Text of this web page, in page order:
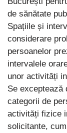
de sănătate
Spațiile și
considerare
persoanelor
intervalele
unor activități
Se exceptează
categorii de
activități fizice
solicitante,